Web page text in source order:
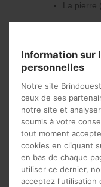
La pierre
et
Information sur
personnelles
Notre site
ceux de ses
notre site et
soumis à votre
tout moment
cookies en cliquant
en bas de chaque
utiliser ce dernier,
acceptez l'utilisation